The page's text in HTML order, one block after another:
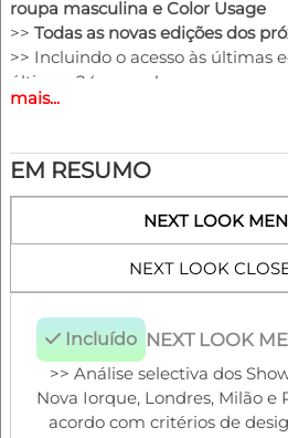
roupa masculina e Color Usage
>> Todas as novas edições dos
>> Incluindo o acesso às últimas
últimos 24 meses!
>>Descarregue até 150 edições
>> Ver todos os relatórios durante
mais...
EM RESUMO
NEXT LOOK
NEXT LOOK
Incluído NEXT LOOK
>> Análise selectiva dos
Nova Iorque, Londres, Milão e
acordo com critérios de